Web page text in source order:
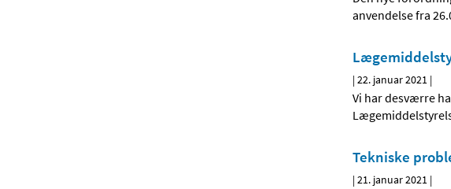
anvendelse fra
|22. januar 2021 |
Vi har desværre
Tekniske
|21. januar 2021 |